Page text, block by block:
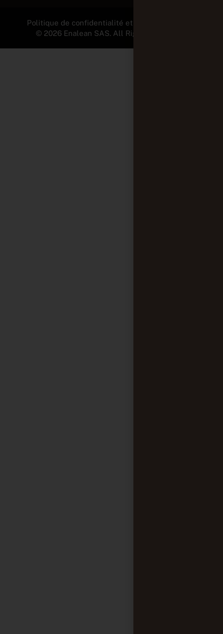
Politique de confidentialité et Mentions légales
© 2026 Enalean SAS. All Rights Reserved.